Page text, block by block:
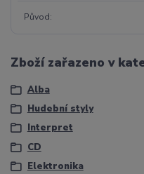
Původ
Zboží zařazeno v
Alba
Hudební styly
Interpret
CD
Elektronika